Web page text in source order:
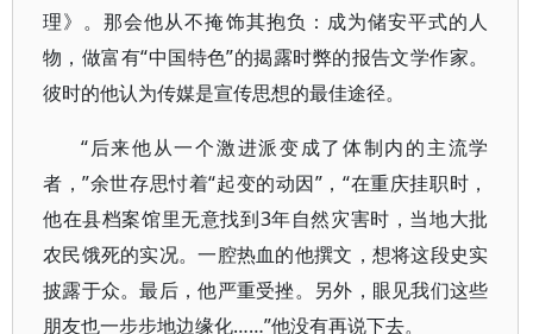
理》。那会他从不掩饰其抱负：成为储安平式的人
物，做富有“中国特色”的揭露时弊的报告文学作家。
彼时的他认为传媒是宣传思想的最佳途径。
“后来他从一个激进派变成了体制内的主流学
者，”余世存思忖着“起变的动因”，“在重庆挂职时，
他在县档案馆里无意找到3年自然灾害时，当地大批
农民饿死的实况。一腔热血的他撰文，想将这段史实
披露于众。最后，他严重受挫。另外，眼见我们这些
朋友也一步步地边缘化……”他没有再说下去。